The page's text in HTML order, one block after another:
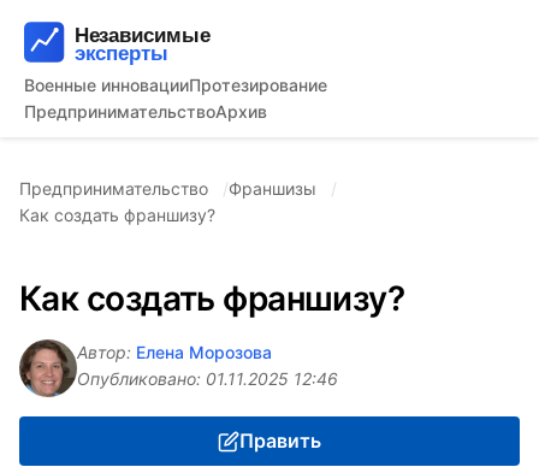
Военные инновацииПротезирование
ПредпринимательствоАрхив
Предпринимательство
Франшизы
Как создать франшизу?
Как создать франшизу?
Автор: Елена Морозова
Опубликовано: 01.11.2025 12:46
Править